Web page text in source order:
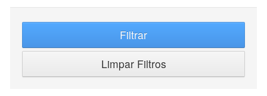
Filtrar
Limpar Filtros